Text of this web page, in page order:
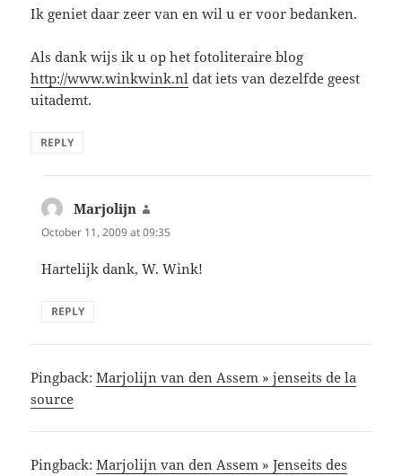
Ik geniet daar zeer van en wil u er voor bedanken.
Als dank wijs ik u op het fotoliteraire blog
http://www.winkwink.nl dat iets van dezelfde geest
uitademt.
REPLY
Marjolijn
October 11, 2009 at 09:35
Hartelijk dank, W. Wink!
REPLY
Pingback:Marjolijn van den Assem » jenseits de la
source
Pingback:Marjolijn van den Assem » Jenseits des